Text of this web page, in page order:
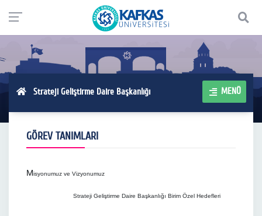
Strateji Geliştirme Daire Başkanlığı MENÜ
GÖREV TANIMLARI
Misyonumuz ve Vizyonumuz
Strateji Geliştirme Daire Başkanlığı Birim Özel Hedefleri